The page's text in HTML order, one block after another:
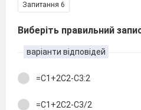
Запитання 6
Виберіть правильний
варіанти відповідей
=С1+2С2-С3:2
=С1+2С2-С3/2